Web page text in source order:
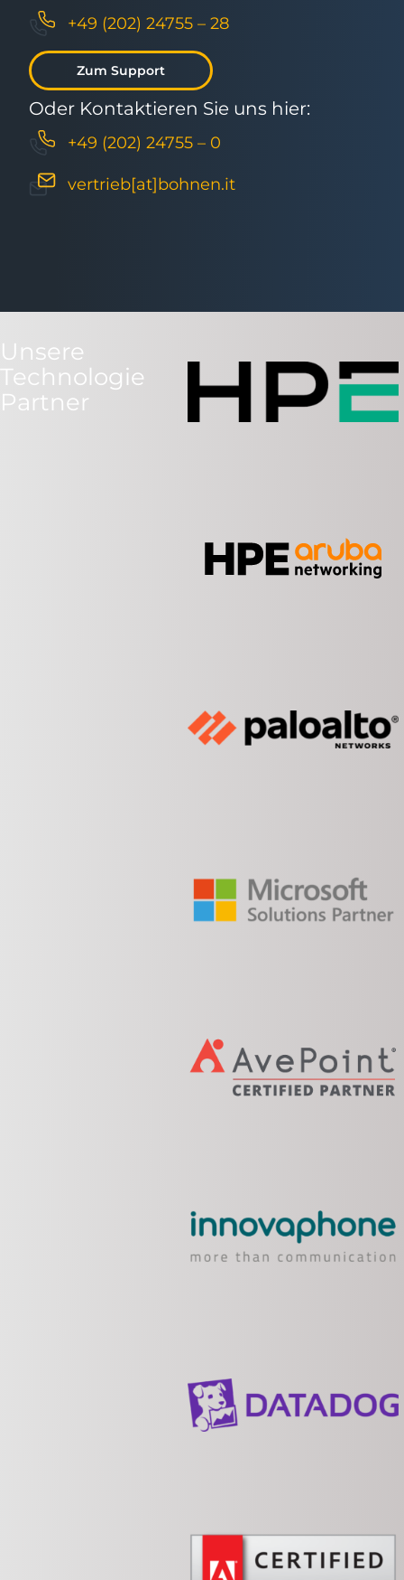
+49 (202) 24755 – 28
Zum Support
Oder Kontaktieren Sie uns hier:
+49 (202) 24755 – 0
vertrieb[at]bohnen.it
Unsere
Technologie
Partner